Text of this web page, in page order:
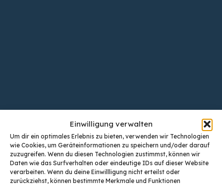
Einwilligung verwalten
Um dir ein optimales Erlebnis zu bieten, verwenden wir Technologien
wie Cookies, um Geräteinformationen zu speichern und/oder darauf
zuzugreifen. Wenn du diesen Technologien zustimmst, können wir
Daten wie das Surfverhalten oder eindeutige IDs auf dieser Website
verarbeiten. Wenn du deine Einwillligung nicht erteilst oder
zurückziehst, können bestimmte Merkmale und Funktionen